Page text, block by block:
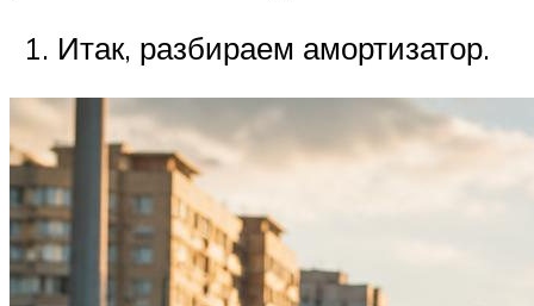
Итак, разбираем амортизатор.